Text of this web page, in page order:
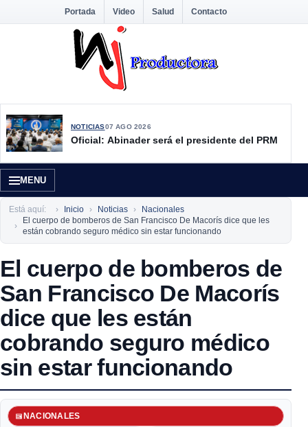
Portada Video Salud Contacto
NOTICIAS07 AGO 2026
Oficial: Abinader será el presidente del PRM
MENU
Está aquí: Inicio Noticias
Nacionales
El cuerpo de bomberos de San Francisco De Macorís dice que les
están cobrando seguro médico sin estar funcionando
El cuerpo de bomberos de
San Francisco De Macorís
dice que les están
cobrando seguro médico
sin estar funcionando
NACIONALES